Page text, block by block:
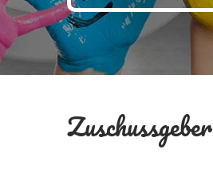
Zuschussgeber